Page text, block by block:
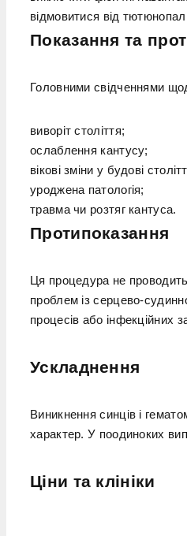
відмовитися від
Показання та
Головними свідченнями
виворіт століття;
ослаблення кантусу;
вікові зміни у будові
уроджена патологія;
травма чи розтяг кантуса.
Протипоказання
Ця процедура не
проблем із серцево-
процесів або інфекційних
Ускладнення
Виникнення синців і
характер. У поодиноких
Ціни та клініки